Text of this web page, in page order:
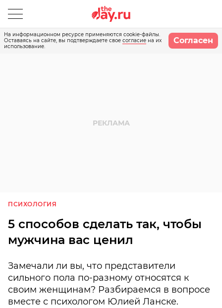
На информационном ресурсе применяются cookie-файлы.
Оставаясь на сайте, вы подтверждаете свое согласие на их
использование.
Согласен
ПСИХОЛОГИЯ
5 способов сделать так, чтобы
мужчина вас ценил
Замечали ли вы, что представители
сильного пола по-разному относятся к
своим женщинам? Разбираемся в вопросе
вместе с психологом Юлией Ланске.